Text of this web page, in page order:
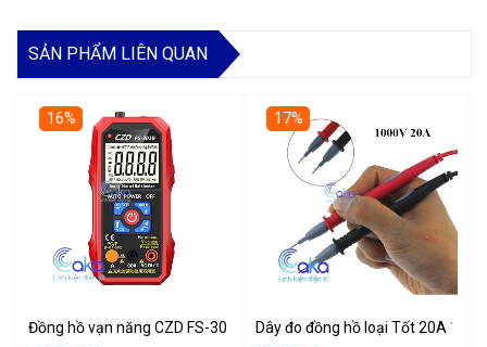
SẢN PHẨM LIÊN QUAN
16%
Đồng hồ vạn năng CZD FS-301B Sạc usb thông minh
17%
Dây đo đồng hồ loại Tốt 20A